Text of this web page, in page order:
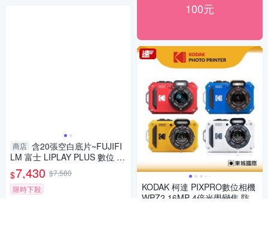
商店 含20張空白底片~FUJIFI
LM 富士 LIPLAY PLUS 數位 拍
立得 (LIPLAY+,公司貨)
$7,430 $7,580
限時下殺
100元
KODAK 柯達 PIXPRO數位相機
WPZ2 16MP 4倍光學變焦 防水